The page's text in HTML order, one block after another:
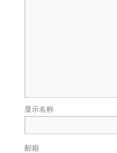
显示名称
邮箱